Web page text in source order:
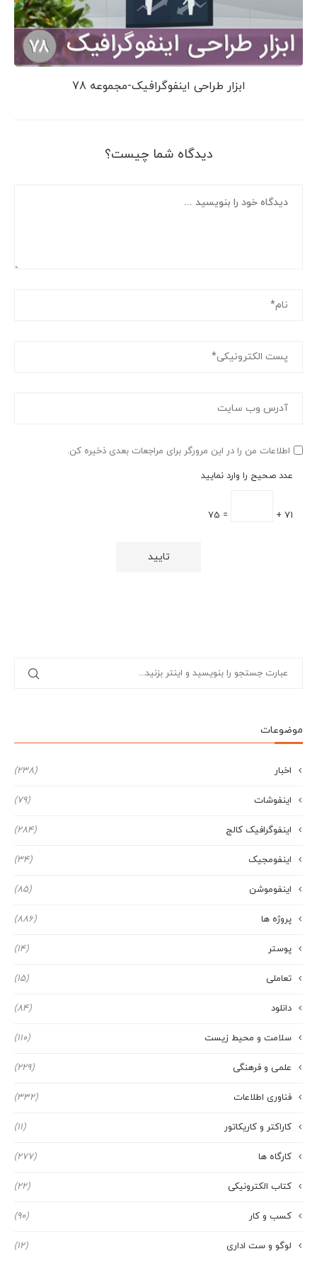
ابزار طراحی اینفوگرافیک-مجموعه 78
دیدگاه شما چیست؟
اطلاعات من را در این مرورگر برای مراجعات بعدی ذخیره کن.
عدد صحیح را وارد نمایید
71 +
= 75
موضوعات
اخبار (238)
اینفوشات (79)
اینفوگرافیک کالج (284)
اینفومجیک (34)
اینفوموشن (85)
پروژه ها (886)
پوستر (14)
تعاملی (15)
دانلود (84)
سلامت و محیط زیست (110)
علمی و فرهنگی (229)
فناوری اطلاعات (332)
کاراکتر و کاریکاتور (11)
کارگاه ها (277)
کتاب الکترونیکی (22)
کسب و کار (90)
لوگو و ست اداری (12)